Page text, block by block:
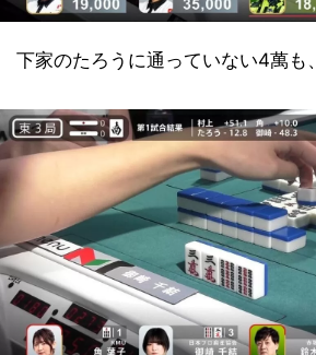
下家のたろうに通っていない4萬も、